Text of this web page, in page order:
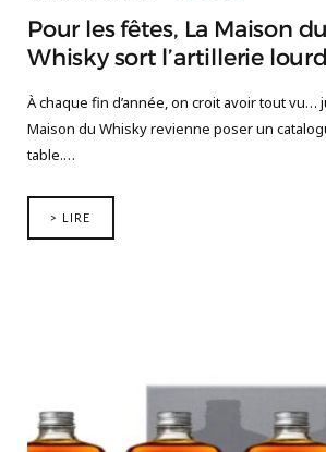
Pour les fêtes, La Maison du
Whisky sort l’artillerie
À chaque fin d’année, on croit avoir tout vu…
Maison du Whisky revienne poser un
table.…
> LIRE